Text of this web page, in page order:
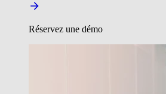
Réservez une démo